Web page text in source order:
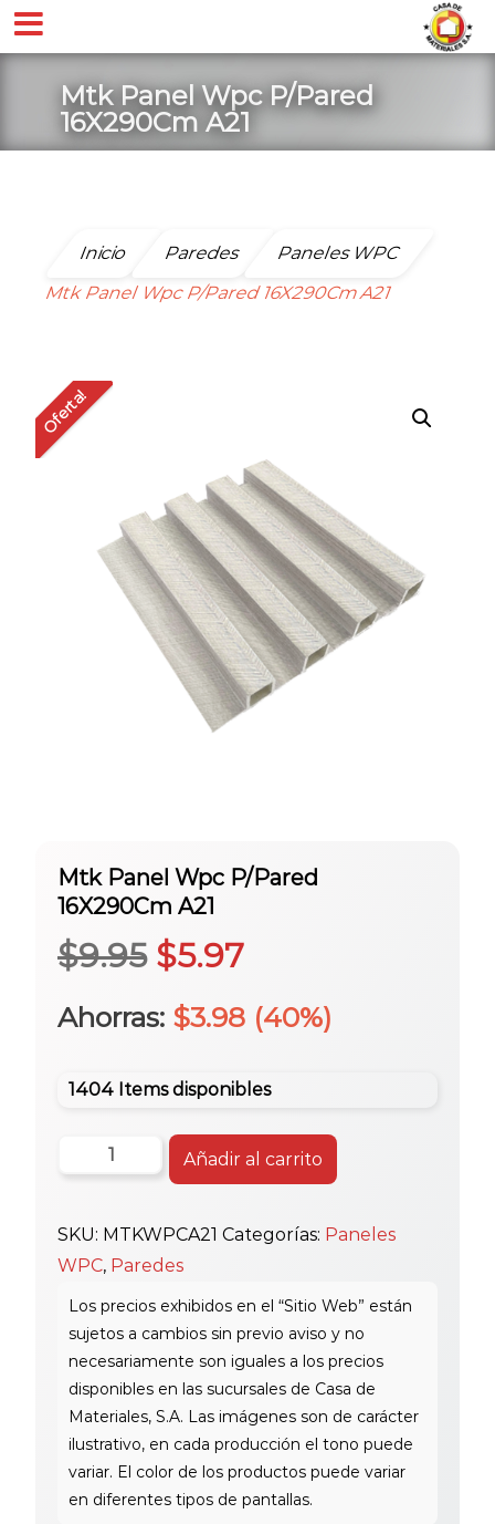
Mtk Panel Wpc P/Pared
16X290Cm A21
Inicio Paredes
Paneles WPC
Mtk Panel Wpc P/Pared 16X290Cm A21
Oferta!
Mtk Panel Wpc P/Pared
16X290Cm A21
$9.95 El
precio
original
era:
$9.95.
$5.97El
precio
actual
es:
$5.97.
Ahorras: $3.98 (40%)
1404 Items disponibles
Panel
P/Pared
16X290Cm
A21
cantidad
Añadir al carrito
SKU: MTKWPCA21 Categorías: Paneles
WPC, Paredes